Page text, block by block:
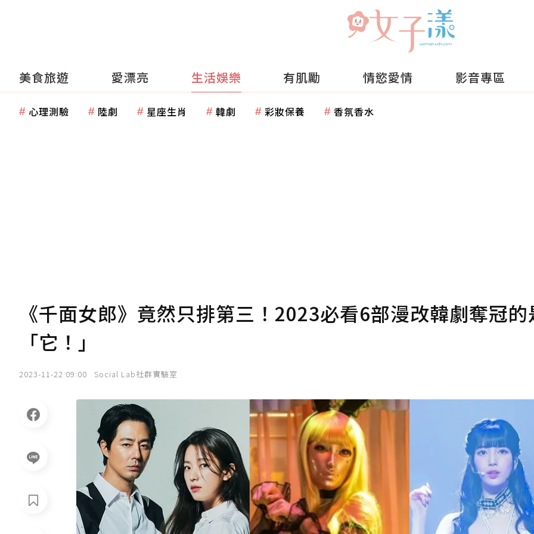
美食旅遊 愛漂亮 生活娛樂 有肌勵 情慾愛情 影音專區
心理測驗 陸劇 星座生肖 韓劇 彩妝保養 香氛香水
《千面女郎》竟然只排第三！2023必看6部漫改韓劇奪冠的
「它！」
2023-11-22 09:00 Social Lab社群實驗室